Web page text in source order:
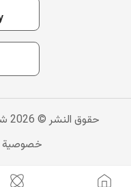
حقوق النشر © 2026 شركة الكندي للتسويق الرقمي PJSC
خصوصية